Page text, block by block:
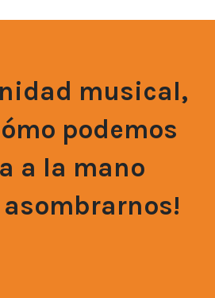
musical,
podemos
a la mano